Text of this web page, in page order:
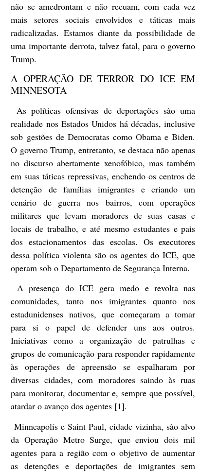
não se amedrontam e não recuam, com cada vez
mais setores sociais envolvidos e táticas mais
radicalizadas. Estamos diante da possibilidade de
uma importante derrota, talvez fatal, para o governo
Trump.
A OPERAÇÃO DE TERROR DO ICE EM
MINNESOTA
As políticas ofensivas de deportações são uma
realidade nos Estados Unidos há décadas, inclusive
sob gestões de Democratas como Obama e Biden.
O governo Trump, entretanto, se destaca não apenas
no discurso abertamente xenofóbico, mas também
em suas táticas repressivas, enchendo os centros de
detenção de famílias imigrantes e criando um
cenário de guerra nos bairros, com operações
militares que levam moradores de suas casas e
locais de trabalho, e até mesmo estudantes e pais
dos estacionamentos das escolas. Os executores
dessa política violenta são os agentes do ICE, que
operam sob o Departamento de Segurança Interna.
A presença do ICE gera medo e revolta nas
comunidades, tanto nos imigrantes quanto nos
estadunidenses nativos, que começaram a tomar
para si o papel de defender uns aos outros.
Iniciativas como a organização de patrulhas e
grupos de comunicação para responder rapidamente
às operações de apreensão se espalharam por
diversas cidades, com moradores saindo às ruas
para monitorar, documentar e, sempre que possível,
atardar o avanço dos agentes [1].
Minneapolis e Saint Paul, cidade vizinha, são alvo
da Operação Metro Surge, que enviou dois mil
agentes para a região com o objetivo de aumentar
as detenções e deportações de imigrantes sem